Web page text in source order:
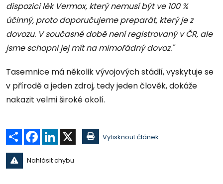
dispozici lék Vermox, který nemusí být ve 100 %
účinný, proto doporučujeme preparát, který je z
dovozu. V současné době není registrovaný v ČR, ale
jsme schopni jej mít na mimořádný dovoz."
Tasemnice má několik vývojových stádií, vyskytuje se
v přírodě a jeden zdroj, tedy jeden člověk, dokáže
nakazit velmi široké okolí.
Sdílet Facebook
LinkedIn Vytisknout článek
Nahlásit chybu